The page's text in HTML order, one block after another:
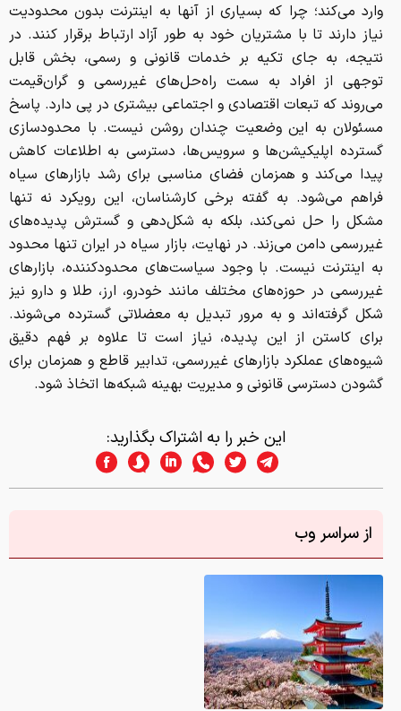
وارد می‌کند؛ چرا که بسیاری از آنها به اینترنت بدون محدودیت
نیاز دارند تا با مشتریان خود به طور آزاد ارتباط برقرار کنند. در
نتیجه، به جای تکیه بر خدمات قانونی و رسمی، بخش قابل
توجهی از افراد به سمت راه‌حل‌های غیررسمی و گران‌قیمت
می‌روند که تبعات اقتصادی و اجتماعی بیشتری در پی دارد. پاسخ
مسئولان به این وضعیت چندان روشن نیست. با محدودسازی
گسترده اپلیکیشن‌ها و سرویس‌ها، دسترسی به اطلاعات کاهش
پیدا می‌کند و همزمان فضای مناسبی برای رشد بازارهای سیاه
فراهم می‌شود. به گفته برخی کارشناسان، این رویکرد نه تنها
مشکل را حل نمی‌کند، بلکه به شکل‌دهی و گسترش پدیده‌های
غیررسمی دامن می‌زند. در نهایت، بازار سیاه در ایران تنها محدود
به اینترنت نیست. با وجود سیاست‌های محدودکننده، بازارهای
غیررسمی در حوزه‌های مختلف مانند خودرو، ارز، طلا و دارو نیز
شکل گرفته‌اند و به مرور تبدیل به معضلاتی گسترده می‌شوند.
برای کاستن از این پدیده، نیاز است تا علاوه بر فهم دقیق
شیوه‌های عملکرد بازارهای غیررسمی، تدابیر قاطع و همزمان برای
گشودن دسترسی قانونی و مدیریت بهینه شبکه‌ها اتخاذ شود.
این خبر را به اشتراک بگذارید:
از سراسر وب